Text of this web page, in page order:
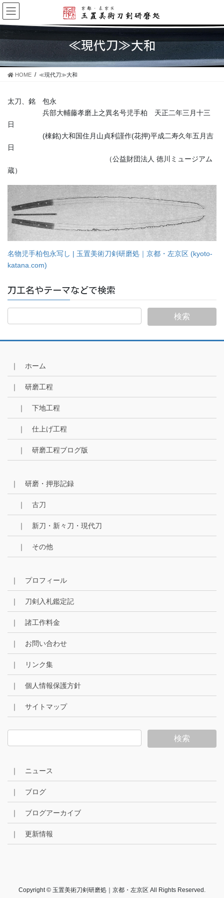
コ
ン
テ
に
移
ナ
ビ
ゲ
ョ
ン
≪現代刀≫大和
HOME ≪現代刀≫大和
太刀、銘 包永
兵部大輔藤孝磨上之異名号児手柏 天正二年三月十三
日
(棟銘)大和国住月山貞利謹作(花押)平成二寿久年五月吉
日
（公益財団法人 徳川ミュージアム
蔵）
名物児手柏包永写し | 玉置美術刀剣研磨処｜京都・左京区 (kyoto-
katana.com)
刀工名やテーマなどで検索
｜ ホーム
｜ 研磨工程
｜ 下地工程
｜ 仕上げ工程
｜ 研磨工程ブログ版
｜ 研磨・押形記録
｜ 古刀
｜ 新刀・新々刀・現代刀
｜ その他
｜ プロフィール
｜ 刀剣入札鑑定記
｜ 諸工作料金
｜ お問い合わせ
｜ リンク集
｜ 個人情報保護方針
｜ サイトマップ
｜ ニュース
｜ ブログ
｜ ブログアーカイブ
｜ 更新情報
Copyright © 玉置美術刀剣研磨処｜京都・左京区 All Rights Reserved.